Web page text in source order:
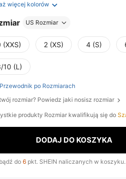
więcej kolorów
US Rozmiar
(XXS) 2 (XS) 4 (S)
10 (L)
Przewodnik po Rozmiarach
rozmiar? Powiedz jaki nosisz rozmiar
produkty Rozmiar kwalifikują się do
DODAJ DO KOSZYKA
do 6 pkt. SHEIN naliczanych w koszyku.